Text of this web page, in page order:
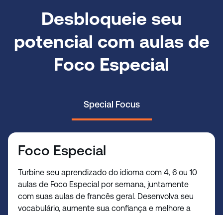
Desbloqueie seu
potencial com aulas de
Foco Especial
Special Focus
Foco Especial
Turbine seu aprendizado do idioma com 4, 6 ou 10
aulas de Foco Especial por semana, juntamente
com suas aulas de francês geral. Desenvolva seu
vocabulário, aumente sua confiança e melhore a